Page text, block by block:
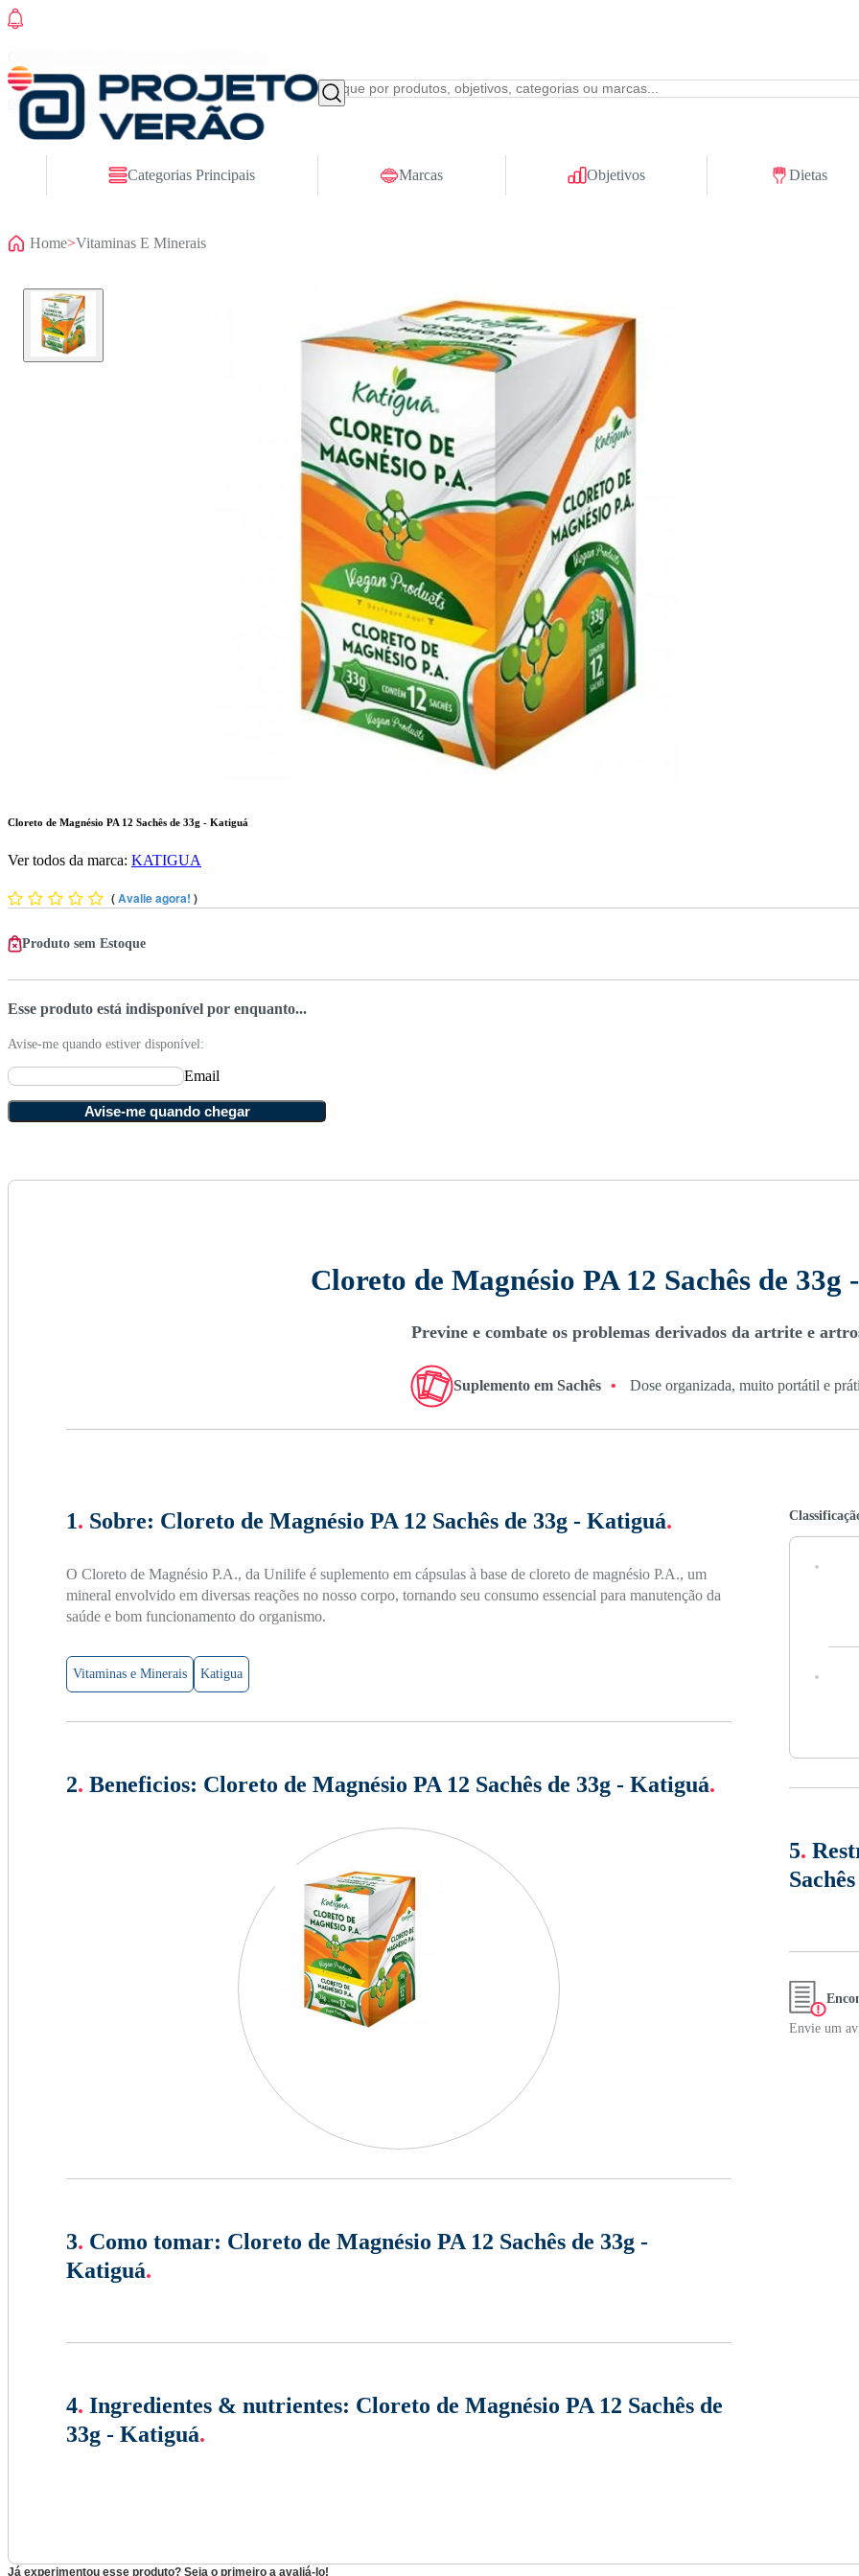
ofertas especiais
Categorias Principais Marcas Objetivos Dietas
Home>Vitaminas E Minerais
Cloreto de Magnésio PA 12 Sachês de 33g - Katiguá
Ver todos da marca: KATIGUA
(Avalie agora! )
Produto sem Estoque
Esse produto está indisponível por enquanto...
Avise-me quando estiver disponível:
Email
Avise-me quando chegar
Cloreto de Magnésio PA 12 Sachês de 33g
Previne e combate os problemas derivados da artrite e
Suplemento em Sachês • Dose organizada, muito portátil e
1. Sobre: Cloreto de Magnésio PA 12 Sachês de 33g - Katiguá.
O Cloreto de Magnésio P.A., da Unilife é suplemento em cápsulas à base de cloreto de magnésio P.A., um
mineral envolvido em diversas reações no nosso corpo, tornando seu consumo essencial para manutenção da
saúde e bom funcionamento do organismo.
Vitaminas e Minerais Katigua
2. Beneficios: Cloreto de Magnésio PA 12 Sachês de 33g - Katiguá.
3. Como tomar: Cloreto de Magnésio PA 12 Sachês de 33g -
Katiguá.
4. Ingredientes & nutrientes: Cloreto de Magnésio PA 12 Sachês de
33g - Katiguá.
5.
Envie um
Já experimentou esse produto? Seja o primeiro a avaliá-lo!